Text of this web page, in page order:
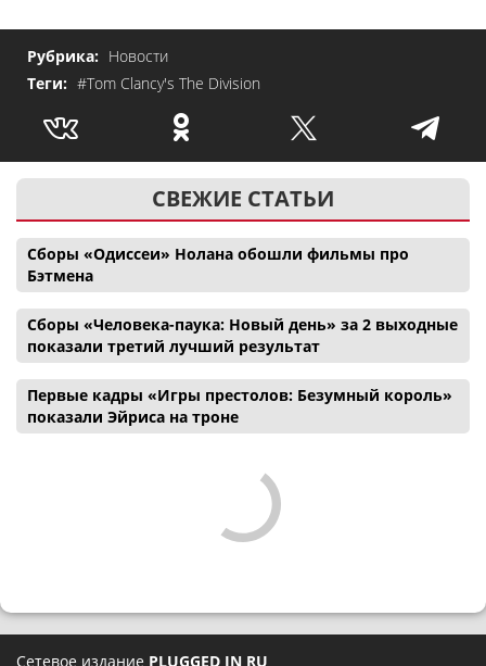
Рубрика: Новости
Теги: #Tom Clancy's The Division
СВЕЖИЕ СТАТЬИ
Сборы «Одиссеи» Нолана обошли фильмы про
Бэтмена
Сборы «Человека-паука: Новый день» за 2 выходные
показали третий лучший результат
Первые кадры «Игры престолов: Безумный король»
показали Эйриса на троне
Сетевое издание PLUGGED IN RU